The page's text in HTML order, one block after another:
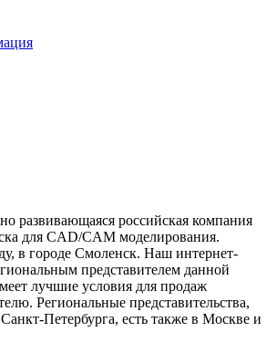
развивающаяся российская компания
для CAD/CAM моделирования.
в городе Смоленск. Наш интернет-
представителем данной
лучшие условия для продаж
Региональные представительства,
Петербурга, есть также в Москве и